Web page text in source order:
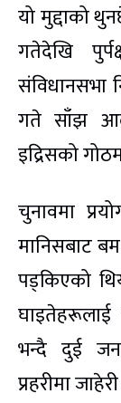
यो मुद्दाको
गतेदेखि
संविधानसभा
गते साँझ
इद्रिसको
चुनावमा
मानिसबाट
पड्किएको
घाइतेहरूलाई
भन्दै दुई
प्रहरीमा